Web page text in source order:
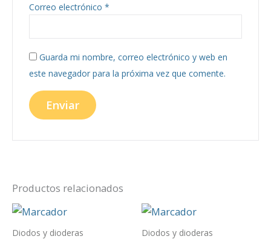
Correo electrónico*
Guarda mi nombre, correo electrónico y web en
este navegador para la próxima vez que comente.
Productos relacionados
Diodos y dioderas Diodos y dioderas